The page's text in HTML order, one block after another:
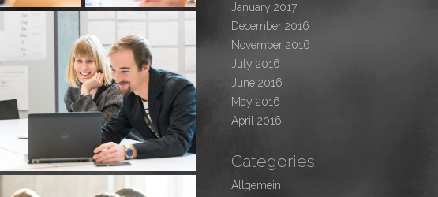
January 2017
December 2016
November 2016
July 2016
June 2016
May 2016
April 2016
Categories
Allgemein